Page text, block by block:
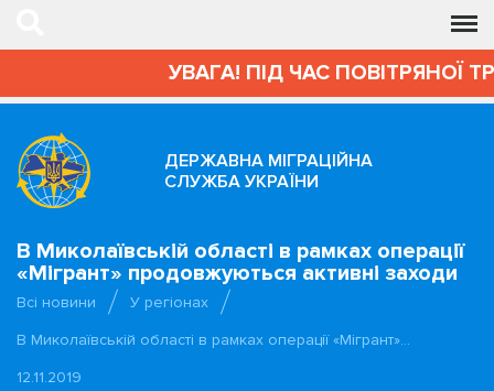
УВАГА! ПІД ЧАС ПОВІТРЯНОЇ
ДЕРЖАВНА МІГРАЦІЙНА
СЛУЖБА УКРАЇНИ
В Миколаївській області в рамках операції
«Мігрант» продовжуються активні заходи
Всі новини
У регіонах
В Миколаївській області в рамках операції «Мігрант»…
12.11.2019